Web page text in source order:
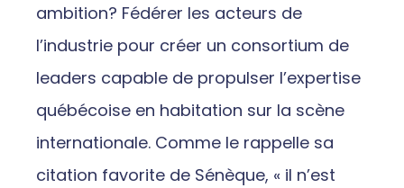
ambition? Fédérer les acteurs de
l’industrie pour créer un consortium de
leaders capable de propulser l’expertise
québécoise en habitation sur la scène
internationale. Comme le rappelle sa
citation favorite de Sénèque, « il n’est